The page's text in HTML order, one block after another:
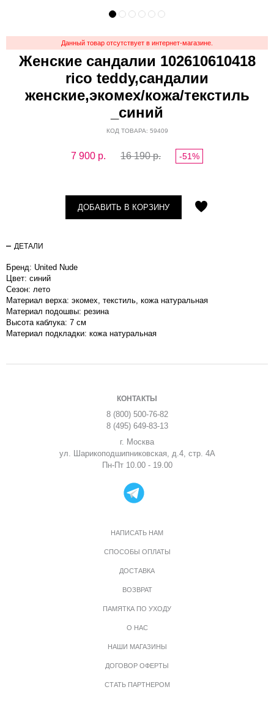
Данный товар отсутствует в интернет-магазине.
Женские сандалии 102610610418
rico teddy,сандалии
женские,экомех/кожа/текстиль
_синий
КОД ТОВАРА: 59409
7 900 р. 16 190 р. -51%
ДОБАВИТЬ В КОРЗИНУ
ДЕТАЛИ
Бренд: United Nude
Цвет: синий
Сезон: лето
Материал верха: экомех, текстиль, кожа натуральная
Материал подошвы: резина
Высота каблука: 7 см
Материал подкладки: кожа натуральная
КОНТАКТЫ
8 (800) 500-76-82
8 (495) 649-83-13
г. Москва
ул. Шарикоподшипниковская, д.4, стр. 4А
Пн-Пт 10.00 - 19.00
НАПИСАТЬ НАМ
СПОСОБЫ ОПЛАТЫ
ДОСТАВКА
ВОЗВРАТ
ПАМЯТКА ПО УХОДУ
О НАС
НАШИ МАГАЗИНЫ
ДОГОВОР ОФЕРТЫ
СТАТЬ ПАРТНЕРОМ